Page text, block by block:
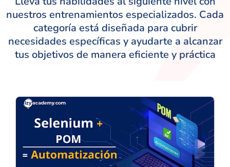
nuestros entrenamientos especializados. Cada
categoría está diseñada para cubrir
necesidades específicas y ayudarte a alcanzar
tus objetivos de manera eficiente y práctica